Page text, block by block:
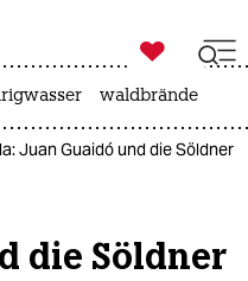

taz zahl ich
waldbrände
Juan Guaidó und die Söldner
die Söldner